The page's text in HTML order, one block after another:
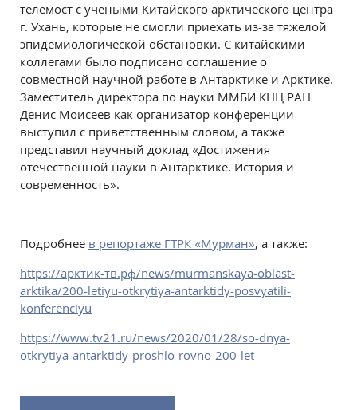
телемост с учеными Китайского арктического центра
г. Ухань, которые не смогли приехать из-за тяжелой
эпидемиологической обстановки. С китайскими
коллегами было подписано соглашение о
совместной научной работе в Антарктике и Арктике.
Заместитель директора по науки ММБИ КНЦ РАН
Денис Моисеев как организатор конференции
выступил с приветственным словом, а также
представил научный доклад «Достижения
отечественной науки в Антарктике. История и
современность».
Подробнее в репортаже ГТРК «Мурман», а также:
https://арктик-тв.рф/news/murmanskaya-oblast-
arktika/200-letiyu-otkrytiya-antarktidy-posvyatili-
konferenciyu
https://www.tv21.ru/news/2020/01/28/so-dnya-
otkrytiya-antarktidy-proshlo-rovno-200-let